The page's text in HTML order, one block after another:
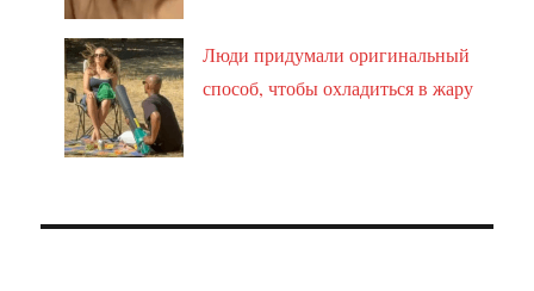
Люди придумали оригинальный
способ, чтобы охладиться в жару